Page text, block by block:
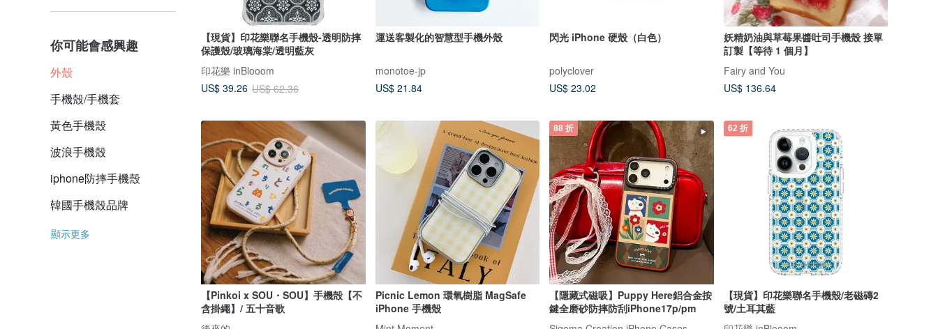
你可能會感興趣
外殼
手機殼/手機套
黃色手機殼
波浪手機殼
iphone防摔手機殼
韓國手機殼品牌
顯示更多
【現貨】印花樂聯名手機殼-透明防摔
保護殼/玻璃海棠/透明藍灰
印花樂 inBlooom
US$ 39.26 US$ 62.36
運送客製化的智慧型手機外殼
monotoe-jp
US$ 21.84
閃光 iPhone 硬殼（白色）
polyclover
US$ 23.02
妖精奶油與草莓果醬吐司手機殼 接單
訂製【等待 1 個月】
Fairy and You
US$ 136.64
【Pinkoi x SOU・SOU】手機殻【不
含掛繩】/ 五十音歌
Picnic Lemon 環氧樹脂 MagSafe
iPhone 手機殼
88 折
【隱藏式磁吸】Puppy Here鋁合金按
鍵全磨砂防摔防刮iPhone17p/pm
62 折
【現貨】印花樂聯名手機殼/老磁磚2
號/土耳其藍